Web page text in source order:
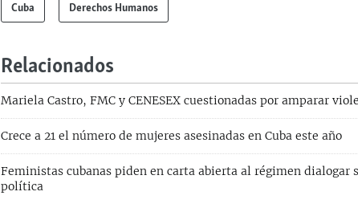
Cuba Derechos Humanos
Relacionados
Mariela Castro, FMC y CENESEX cuestionadas por amparar
Crece a 21 el número de mujeres asesinadas en Cuba este año
Feministas cubanas piden en carta abierta al régimen dialogar
política